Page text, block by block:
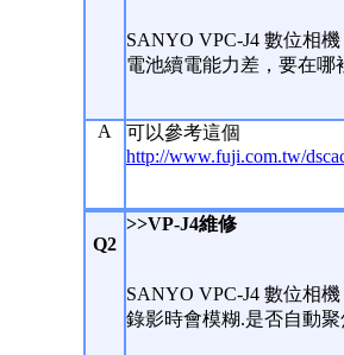
SANYO VPC-J4 數位相機
電池續電能力差，要在哪
A
可以參考這個
http://www.fuji.com.tw/
Q2
>>VP-J4維修
SANYO VPC-J4 數位相機
錄影時會模糊.是否自動聚